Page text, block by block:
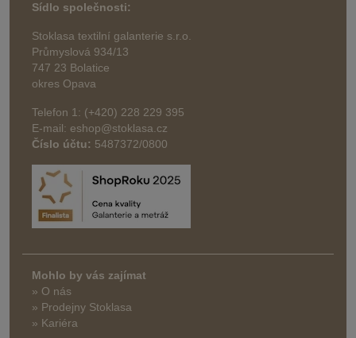
Sídlo společnosti:
Stoklasa textilní galanterie s.r.o.
Průmyslová 934/13
747 23 Bolatice
okres Opava
Telefon 1: (+420) 228 229 395
E-mail: eshop@stoklasa.cz
Číslo účtu: 5487372/0800
Mohlo by vás zajímat
» O nás
» Prodejny Stoklasa
» Kariéra